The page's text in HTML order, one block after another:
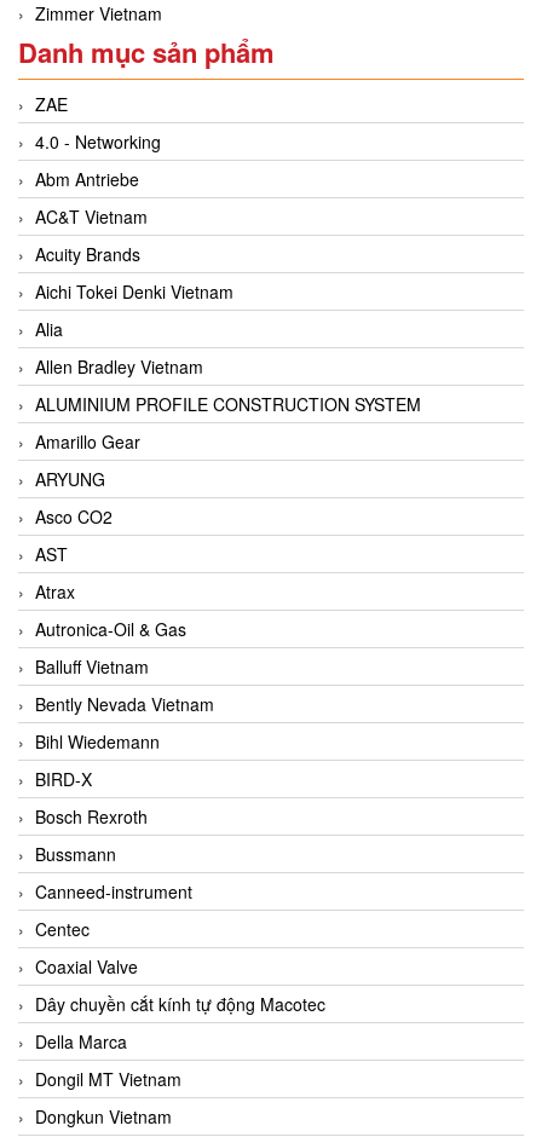
Zimmer Vietnam
Danh mục sản phẩm
ZAE
4.0 - Networking
Abm Antriebe
AC&T Vietnam
Acuity Brands
Aichi Tokei Denki Vietnam
Alia
Allen Bradley Vietnam
ALUMINIUM PROFILE CONSTRUCTION SYSTEM
Amarillo Gear
ARYUNG
Asco CO2
AST
Atrax
Autronica-Oil & Gas
Balluff Vietnam
Bently Nevada Vietnam
Bihl Wiedemann
BIRD-X
Bosch Rexroth
Bussmann
Canneed-instrument
Centec
Coaxial Valve
Dây chuyền cắt kính tự động Macotec
Della Marca
Dongil MT Vietnam
Dongkun Vietnam